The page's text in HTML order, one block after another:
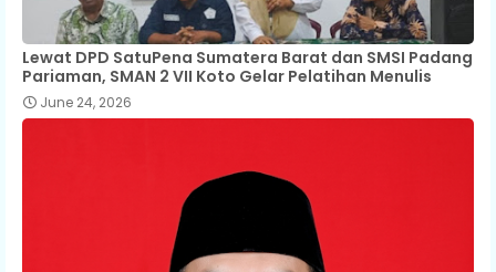
Lewat DPD SatuPena Sumatera Barat dan SMSI Padang
Pariaman, SMAN 2 VII Koto Gelar Pelatihan Menulis
June 24, 2026